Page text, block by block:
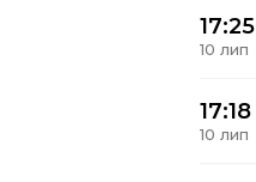
17:25
10 лип
17:18
10 лип